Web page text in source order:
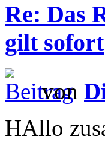
Re: Das
gilt sofort
von
HAllo